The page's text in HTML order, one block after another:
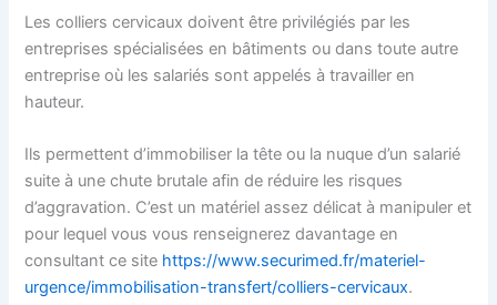
Les colliers cervicaux doivent être privilégiés par les
entreprises spécialisées en bâtiments ou dans toute autre
entreprise où les salariés sont appelés à travailler en
hauteur.
Ils permettent d’immobiliser la tête ou la nuque d’un salarié
suite à une chute brutale afin de réduire les risques
d’aggravation. C’est un matériel assez délicat à manipuler et
pour lequel vous vous renseignerez davantage en
consultant ce site https://www.securimed.fr/materiel-
urgence/immobilisation-transfert/colliers-cervicaux.